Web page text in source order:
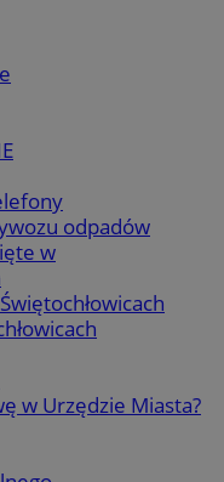
odpadów
w
w Urzędzie Miasta?